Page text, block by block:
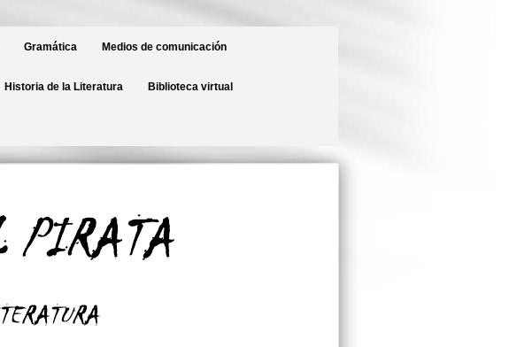
Gramática Medios de comunicación
Historia de la Literatura Biblioteca virtual